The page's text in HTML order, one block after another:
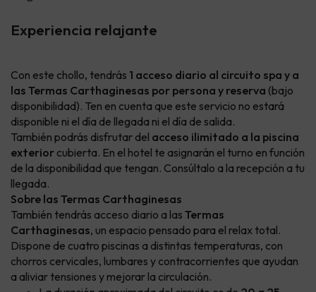
Experiencia relajante
Con este chollo, tendrás 1 acceso diario al circuito spa y a
las Termas Carthaginesas por persona y reserva (bajo
disponibilidad). Ten en cuenta que este servicio no estará
disponible ni el día de llegada ni el día de salida.
También podrás disfrutar del acceso ilimitado a la piscina
exterior cubierta. En el hotel te asignarán el turno en función
de la disponibilidad que tengan. Consúltalo a la recepción a tu
llegada.
Sobre las Termas Carthaginesas
También tendrás acceso diario a las Termas
Carthaginesas, un espacio pensado para el relax total.
Dispone de cuatro piscinas a distintas temperaturas, con
chorros cervicales, lumbares y contracorrientes que ayudan
a aliviar tensiones y mejorar la circulación.